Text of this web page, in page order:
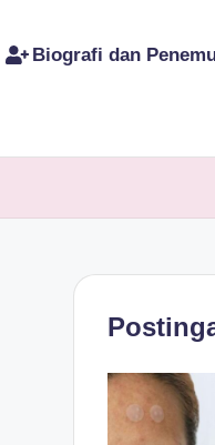
Biografi dan